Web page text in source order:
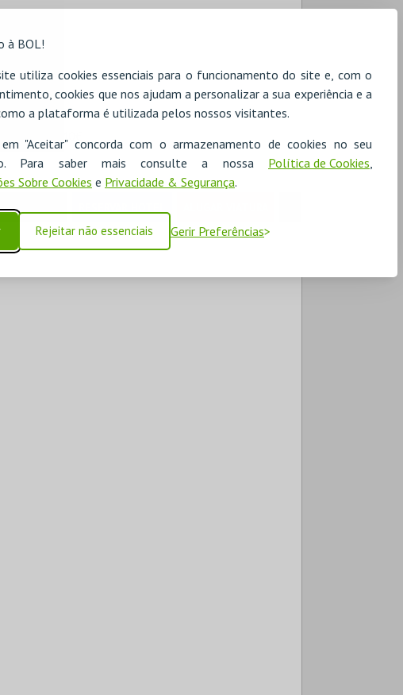
à BOL!
utiliza cookies essenciais para o funcionamento do site e, com o
cookies que nos ajudam a personalizar a sua experiência e a
a plataforma é utilizada pelos nossos visitantes.
"Aceitar" concorda com o armazenamento de cookies no seu
Para saber mais consulte a nossa Política de Cookies,
Sobre Cookies e Privacidade & Segurança.
Rejeitar não essenciais Gerir Preferências
15,40€